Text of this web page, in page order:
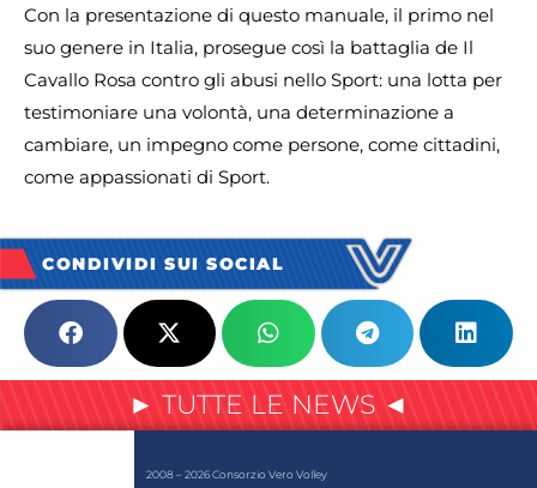
Con la presentazione di questo manuale, il primo nel
suo genere in Italia, prosegue così la battaglia de Il
Cavallo Rosa contro gli abusi nello Sport: una lotta per
testimoniare una volontà, una determinazione a
cambiare, un impegno come persone, come cittadini,
come appassionati di Sport.
CONDIVIDI SUI SOCIAL
► TUTTE LE NEWS ◄
2008 – 2026 Consorzio Vero Volley